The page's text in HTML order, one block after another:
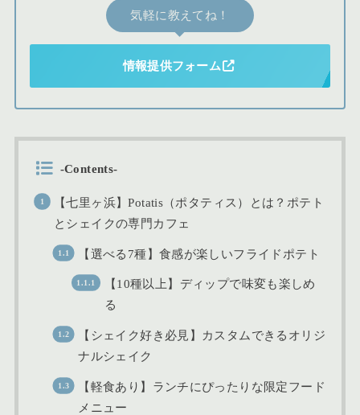
気軽に教えてね！
情報提供フォーム
-Contents-
【七里ヶ浜】Potatis（ポタティス）とは？ポテト
とシェイクの専門カフェ
【選べる7種】食感が楽しいフライドポテト
【10種以上】ディップで味変も楽しめ
る
【シェイク好き必見】カスタムできるオリジ
ナルシェイク
【軽食あり】ランチにぴったりな限定フード
メニュー